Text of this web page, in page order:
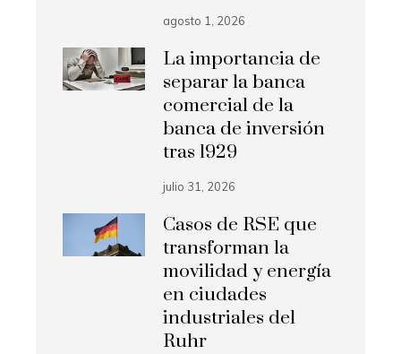
agosto 1, 2026
La importancia de
separar la banca
comercial de la
banca de inversión
tras 1929
julio 31, 2026
Casos de RSE que
transforman la
movilidad y energía
en ciudades
industriales del
Ruhr